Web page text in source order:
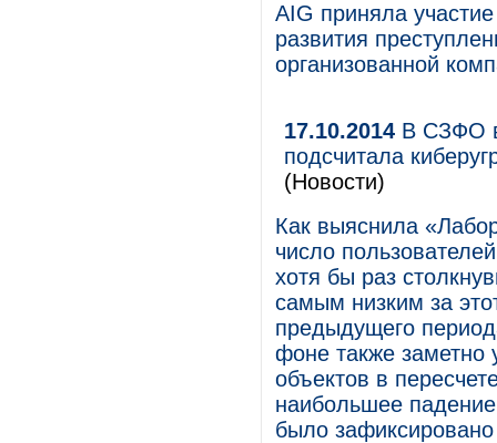
AIG приняла
развития
организованной
17.10.2014 В СЗФО
подсчитала
(Новости)
Как выяснила
число
хотя бы раз
самым низким за
предыдущего
фоне также заметно
объектов в
наибольшее
было